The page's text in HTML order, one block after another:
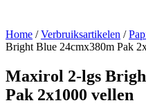
Home /Verbruiksartikelen /
Bright Blue 24cmx380m Pak
Maxirol 2-lgs
Pak 2x1000 vellen